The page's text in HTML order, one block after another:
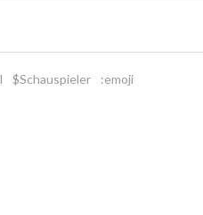
$Schauspieler :emoji